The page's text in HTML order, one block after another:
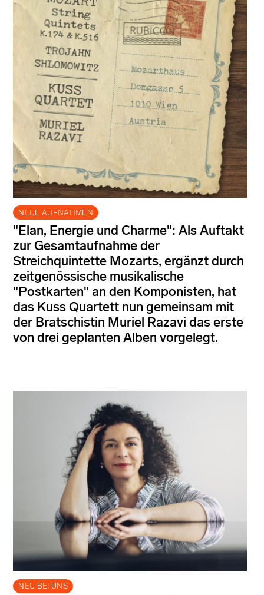
NEUE AUFNAHMEN
"Elan, Energie und Charme": Als Auftakt
zur Gesamtaufnahme der
Streichquintette Mozarts, ergänzt durch
zeitgenössische musikalische
"Postkarten" an den Komponisten, hat
das Kuss Quartett nun gemeinsam mit
der Bratschistin Muriel Razavi das erste
von drei geplanten Alben vorgelegt.
NEU BEI UNS